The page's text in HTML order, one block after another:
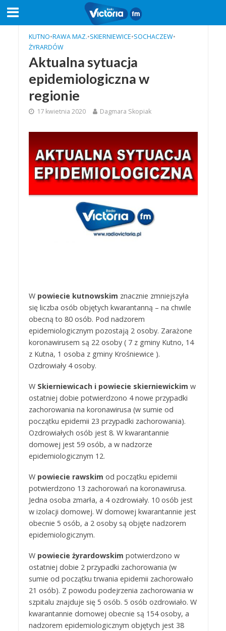
KUTNO•RAWA MAZ.•SKIERNIEWICE•SOCHACZEW•
ŻYRARDÓW
Aktualna sytuacja
epidemiologiczna w
regionie
17 kwietnia 2020 Dagmara Skopiak
W powiecie kutnowskim znacznie zmniejszyła
się liczba osób objętych kwarantanną – na chwile
obecną to 80 osób. Pod nadzorem
epidemiologicznym pozostają 2 osoby. Zarażone
koronawirusem są 22 osoby ( 7 z gminy Kutno, 14
z Kutna, 1 osoba z gminy Krośniewice ).
Ozdrowiały 4 osoby.
W Skierniewicach i powiecie skierniewickim w
ostatniej dobie potwierdzono 4 nowe przypadki
zachorowania na koronawirusa (w sumie od
początku epidemii 23 przypadki zachorowania).
Ozdrowiałych osób jest 8. W kwarantannie
domowej jest 59 osób, a w nadzorze
epidemiologicznym 12.
W powiecie rawskim od początku epidemii
potwierdzono 13 zachorowań na koronawirusa.
Jedna osoba zmarła, a 4 ozdrowiały. 10 osób jest
w izolacji domowej. W domowej kwarantannie jest
obecnie 5 osób, a 2 osoby są objęte nadzorem
epidemiologicznym.
W powiecie żyrardowskim potwierdzono w
ostatniej dobie 2 przypadki zachorowania (w
sumie od początku trwania epidemii zachorowało
21 osób). Z powodu podejrzenia zachorowania w
szpitalu znajduje się 5 osób. 5 osób ozdrowiało. W
kwarantannie domowej obecnie są 154 osoby, a
nadzorem epidemiologicznym objętych jest 38